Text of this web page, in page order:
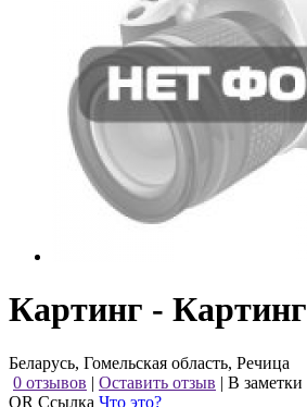
Картинг - Картинг
Беларусь, Гомельская область, Речица
0 отзывов | Оставить отзыв | В заметки
QR Ссылка Что это?